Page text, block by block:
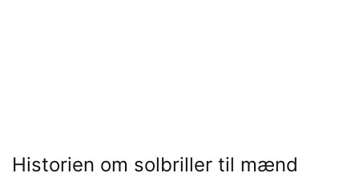
Historien om solbriller til mænd